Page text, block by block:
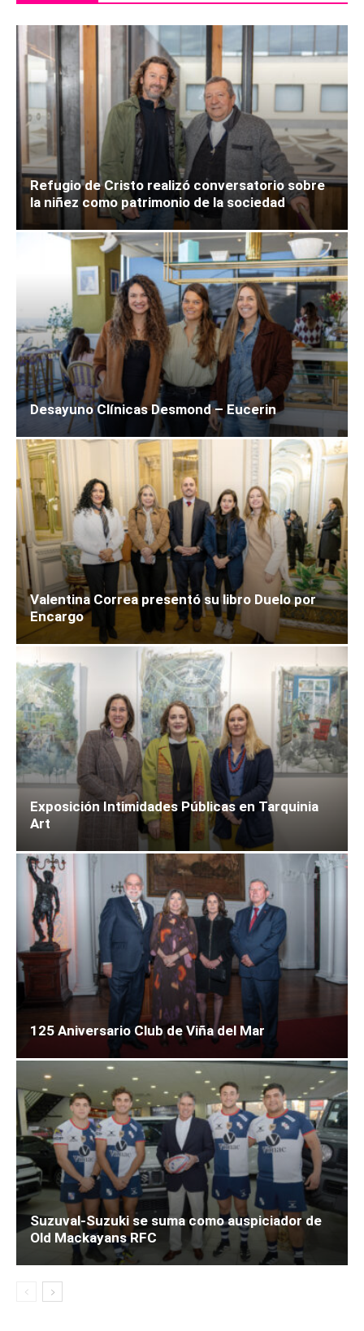
Refugio de Cristo realizó conversatorio sobre
la niñez como patrimonio de la sociedad
Desayuno Clínicas Desmond – Eucerin
Valentina Correa presentó su libro Duelo por
Encargo
Exposición Intimidades Públicas en Tarquinia
Art
125 Aniversario Club de Viña del Mar
Suzuval-Suzuki se suma como auspiciador de
Old Mackayans RFC